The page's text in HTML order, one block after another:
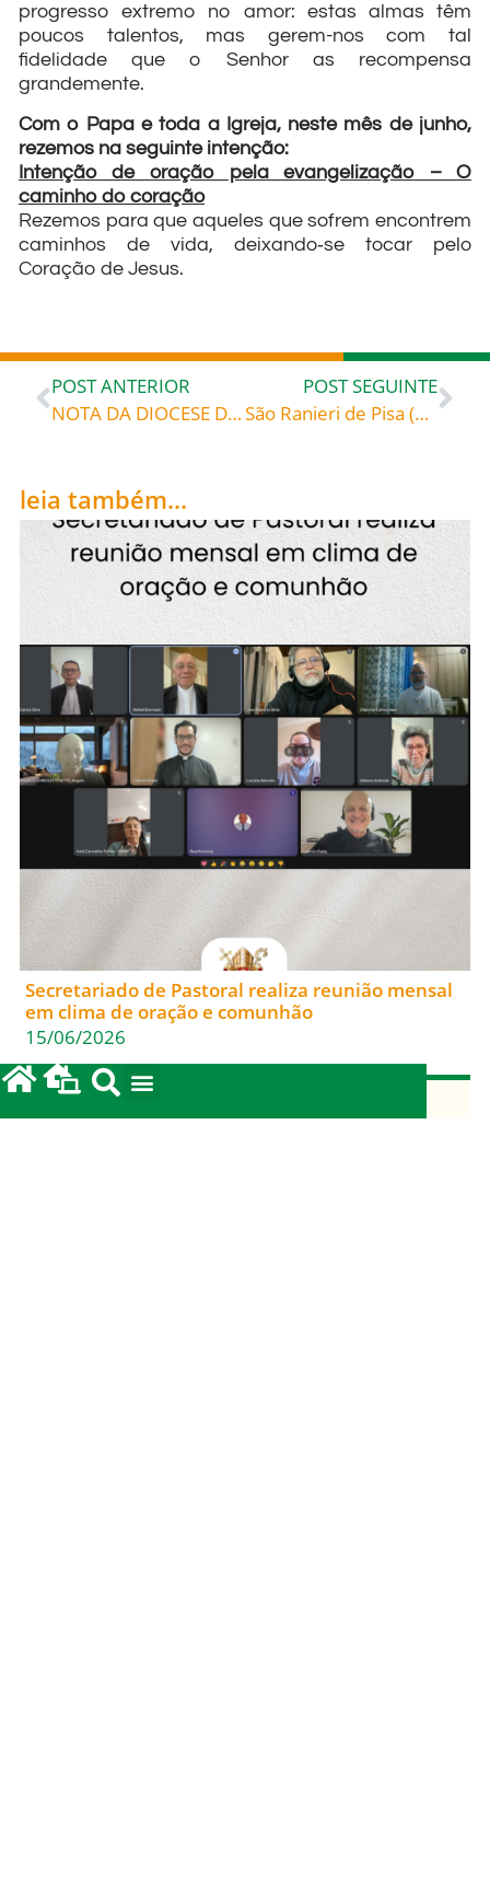
progresso extremo no amor: estas almas têm
poucos talentos, mas gerem-nos com tal
fidelidade que o Senhor as recompensa
grandemente.
Com o Papa e toda a Igreja, neste mês de junho,
rezemos na seguinte intenção:
Intenção de oração pela evangelização – O
caminho do coração
Rezemos para que aqueles que sofrem encontrem
caminhos de vida, deixando‐se tocar pelo
Coração de Jesus.
POST ANTERIOR
NOTA DA DIOCESE DE BLUMENAU PARA A ABERTURA DAS IGREJAS
POST SEGUINTE
São Ranieri de Pisa (1118-1161), celebrado hoje, 17, roga por todos nós e ajuda-nos a livrar-nos do coronavírus!
leia também...
Secretariado de Pastoral realiza reunião mensal
em clima de oração e comunhão
15/06/2026